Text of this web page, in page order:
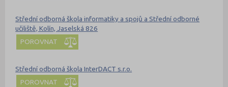
Střední odborná škola informatiky a spojů a Střední odborné
učiliště, Kolín, Jaselská 826
POROVNAT
Střední odborná škola InterDACT s.r.o.
POROVNAT